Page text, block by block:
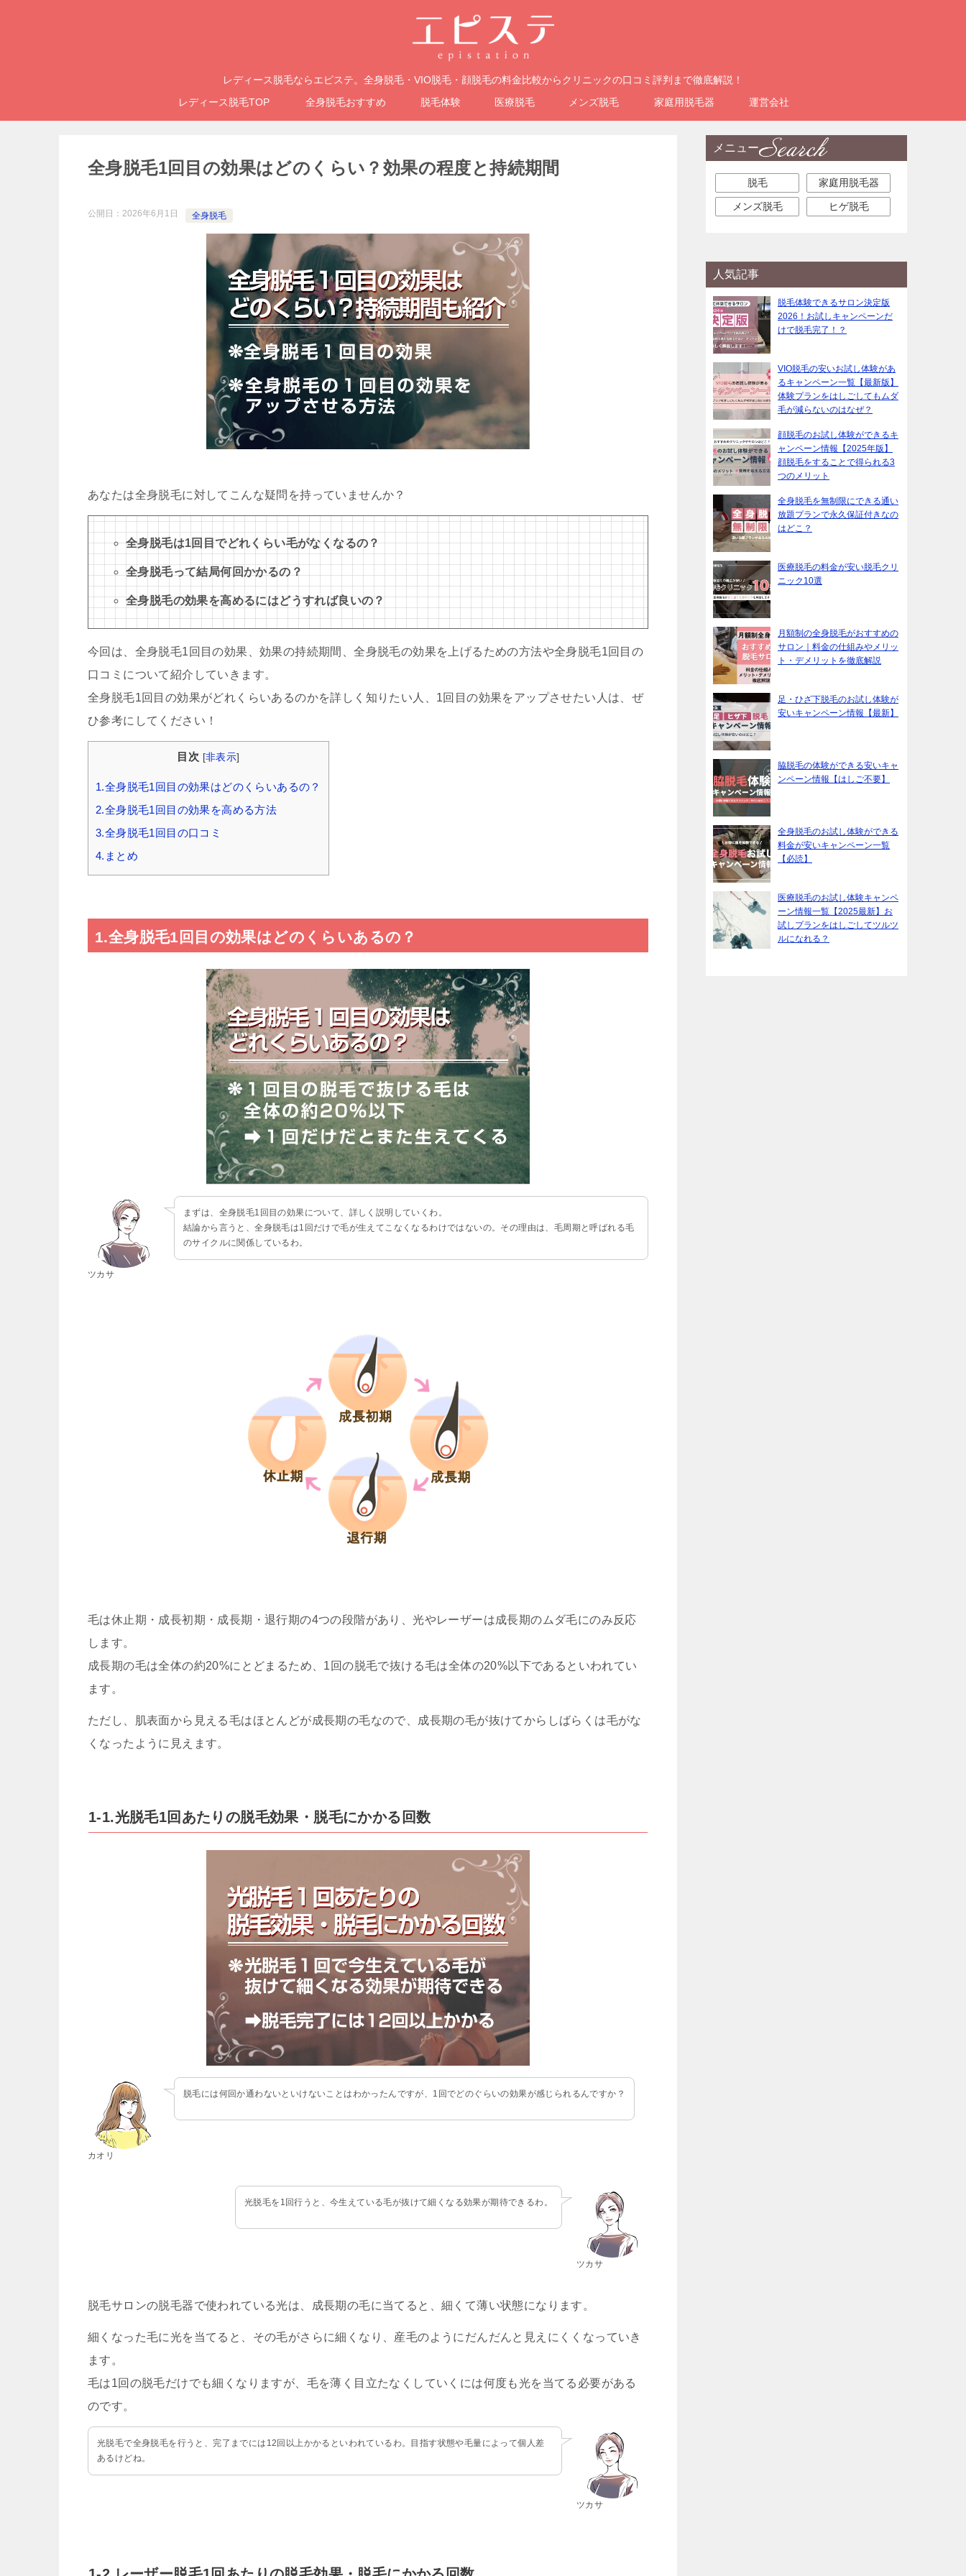
レディース脱毛ならエピステ。全身脱毛・VIO脱毛・顔脱毛の料金比較からクリニックの口コミ評判まで徹底解説！
レディース脱毛TOP
全身脱毛おすすめ 脱毛体験 医療脱毛 メンズ脱毛 家庭用脱毛器 運営会社
全身脱毛1回目の効果はどのくらい？効果の程度と持続期間
公開日： 2026年6月1日 全身脱毛
あなたは全身脱毛に対してこんな疑問を持っていませんか？
全身脱毛は1回目でどれくらい毛がなくなるの？
全身脱毛って結局何回かかるの？
全身脱毛の効果を高めるにはどうすれば良いの？
今回は、全身脱毛1回目の効果、効果の持続期間、全身脱毛の効果を上げるための方法や全身脱毛1回目の
口コミについて紹介していきます。
全身脱毛1回目の効果がどれくらいあるのかを詳しく知りたい人、1回目の効果をアップさせたい人は、ぜ
ひ参考にしてください！
目次 [非表示]
1.全身脱毛1回目の効果はどのくらいあるの？
2.全身脱毛1回目の効果を高める方法
3.全身脱毛1回目の口コミ
4.まとめ
1.全身脱毛1回目の効果はどのくらいあるの？
ツカサ
まずは、全身脱毛1回目の効果について、詳しく説明していくわ。
結論から言うと、全身脱毛は1回だけで毛が生えてこなくなるわけではないの。その理由は、毛周期と呼ばれる毛
のサイクルに関係しているわ。
毛は休止期・成長初期・成長期・退行期の4つの段階があり、光やレーザーは成長期のムダ毛にのみ反応
します。
成長期の毛は全体の約20%にとどまるため、1回の脱毛で抜ける毛は全体の20%以下であるといわれてい
ます。
ただし、肌表面から見える毛はほとんどが成長期の毛なので、成長期の毛が抜けてからしばらくは毛がな
くなったように見えます。
1-1.光脱毛1回あたりの脱毛効果・脱毛にかかる回数
カオリ
脱毛には何回か通わないといけないことはわかったんですが、1回でどのぐらいの効果が感じられるんですか？
ツカサ
光脱毛を1回行うと、今生えている毛が抜けて細くなる効果が期待できるわ。
脱毛サロンの脱毛器で使われている光は、成長期の毛に当てると、細くて薄い状態になります。
細くなった毛に光を当てると、その毛がさらに細くなり、産毛のようにだんだんと見えにくくなっていき
ます。
毛は1回の脱毛だけでも細くなりますが、毛を薄く目立たなくしていくには何度も光を当てる必要がある
のです。
ツカサ
光脱毛で全身脱毛を行うと、完了までには12回以上かかるといわれているわ。目指す状態や毛量によって個人差
あるけどね。
メニュー
脱毛 家庭用脱毛器
メンズ脱毛 ヒゲ脱毛
人気記事
脱毛体験できるサロン決定版
2026！お試しキャンペーンだ
けで脱毛完了！？
VIO脱毛の安いお試し体験があ
るキャンペーン一覧【最新版】
体験プランをはしごしてもムダ
毛が減らないのはなぜ？
顔脱毛のお試し体験ができるキ
ャンペーン情報【2025年版】
顔脱毛をすることで得られる3
つのメリット
全身脱毛を無制限にできる通い
放題プランで永久保証付きなの
はどこ？
医療脱毛の料金が安い脱毛クリ
ニック10選
月額制の全身脱毛がおすすめの
サロン｜料金の仕組みやメリッ
ト・デメリットを徹底解説
足・ひざ下脱毛のお試し体験が
安いキャンペーン情報【最新】
脇脱毛の体験ができる安いキャ
ンペーン情報【はしご不要】
全身脱毛のお試し体験ができる
料金が安いキャンペーン一覧
【必読】
医療脱毛のお試し体験キャンペ
ーン情報一覧【2025最新】お
試しプランをはしごしてツルツ
ルになれる？